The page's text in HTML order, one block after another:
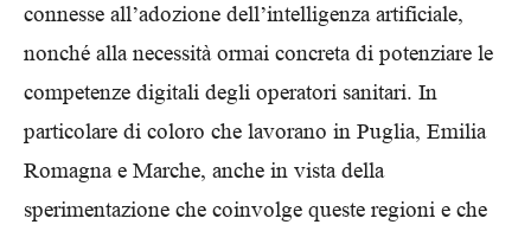
connesse all’adozione dell’intelligenza artificiale,
nonché alla necessità ormai concreta di potenziare le
competenze digitali degli operatori sanitari. In
particolare di coloro che lavorano in Puglia, Emilia
Romagna e Marche, anche in vista della
sperimentazione che coinvolge queste regioni e che